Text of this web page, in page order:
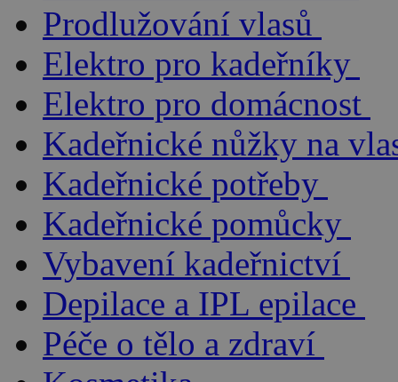
Prodlužování vlasů
Elektro pro kadeřníky
Elektro pro domácnost
Kadeřnické nůžky na
Kadeřnické potřeby
Kadeřnické pomůcky
Vybavení kadeřnictví
Depilace a IPL epilace
Péče o tělo a zdraví